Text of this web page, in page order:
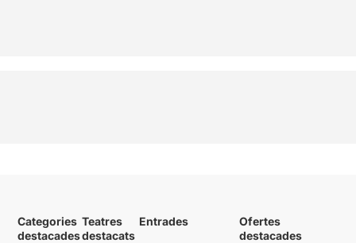
Categories
destacades
Teatres
destacats
Entrades
Ofertes
destacades